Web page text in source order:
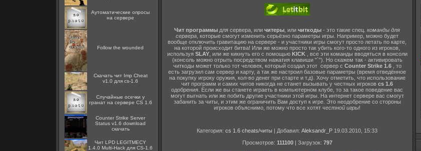
Аутоматические опросы
на сервере
Follow the wounded
Скачать чит Imp Cheat
v1.0 для cs-1.6
Случайные осечки у
гранат на сервере CS 1.6
Counter Strike Server
Status v1.6 download
скачать
Чит LPD LEGITMECY
1.4.0 Multi-Hack для CS-1.6
Чит программы для сервера, или читеры , или читкоды - это такие спец. команды для
сервера , которые смогут изменить серьёзно параметры игры. Например, можно будет
вообще отключить гравитацию на сервере - и участники игры смогут просто летать по карте,
на которой происходит битва! Или же можно просто так убить кого-то одного из игроков,
используя SLAY, или же кикнуть его с помощью KICK , все эти команды вводяться в консоли
(консоль можно отрыть посредством нажатия клавиши "`"). Но скажем так - активировать
читкоды может только тот человек, который создал этот сервер с Counter Strike 1.6, то
есть загрузил сам сервер и карту, а так же настроил базовые параметры (время отведённое
на покупку игроку оружия, кол-во денег при старте и т.д). Хочу отметить, что использование
чит программ и самих читов никогда не станет вызывать у честных игроков cs 1.6
одобрения. Если же вы станете играеть в компьютерном клубе, то за такое поведение вас
могут выгнать или же побить другие участники этой игры. На интернет сервере вас смогут
забанить за читы, и этим же ограничить Вам доступ к игре. Это неодобрение со стороны
игроков объяснимо, потому что все хотят честной игры!
Категория: cs 1.6 cheats/читы | Добавил: Aleksandr_P 19.03.2010, 15:33
Просмотров: 111100| Загрузок: 797